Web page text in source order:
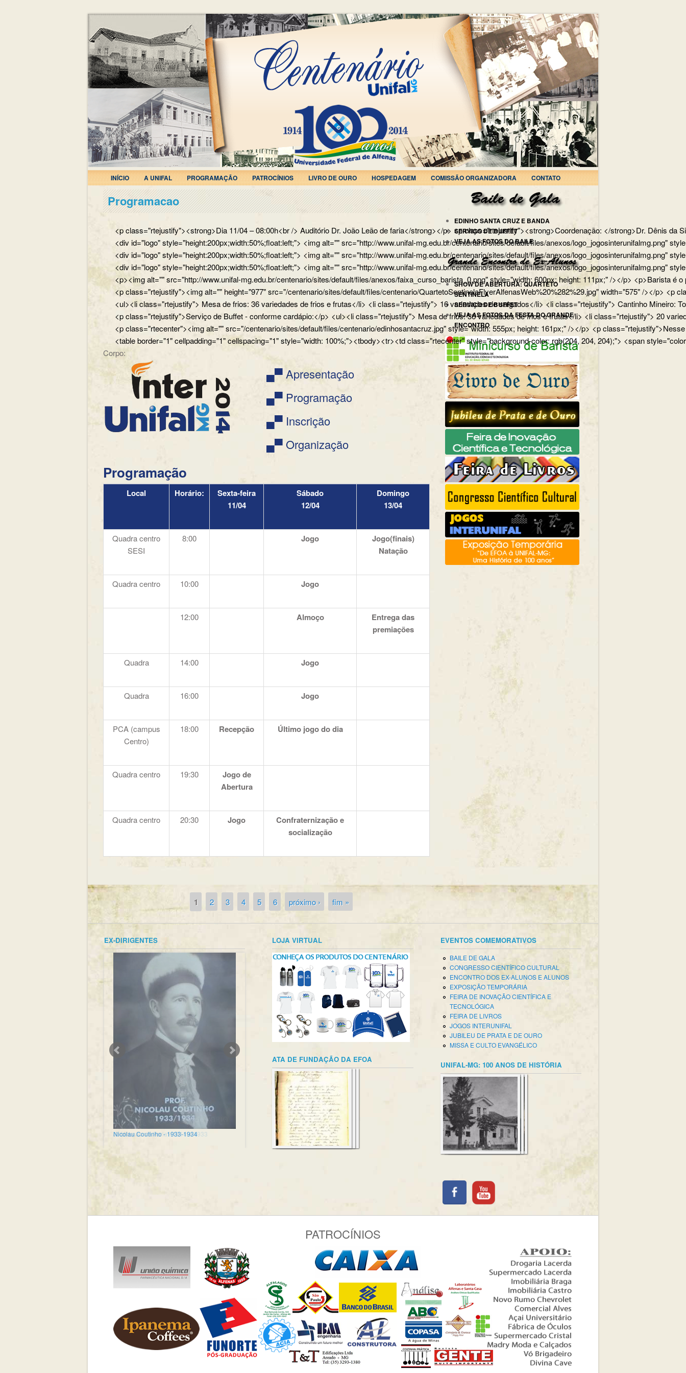
INÍCIO A UNIFAL PROGRAMAÇÃO PATROCÍNIOS LIVRO DE OURO HOSPEDAGEM COMISSÃO ORGANIZADORA CONTATO
Programacao
<p class="rtejustify"><strong>Dia 11/04 – 08:00h<br /> Auditório Dr. João Leão de faria</strong></p> <p class="rtejustify"><strong>Coordenação: </strong>Dr. Dênis
<div id="logo" style="height:200px;width:50%;float:left;"> <img alt="" src="http://www.unifal-mg.edu.br/centenario/sites/default/files/anexos/
<div id="logo" style="height:200px;width:50%;float:left;"> <img alt="" src="http://www.unifal-mg.edu.br/centenario/sites/default/files/anexos/
<div id="logo" style="height:200px;width:50%;float:left;"> <img alt="" src="http://www.unifal-mg.edu.br/centenario/sites/default/files/anexos/
<p><img alt="" src="http://www.unifal-mg.edu.br/centenario/sites/default/files/anexos/faixa_curso_barista_0.png" style="width: 600px; height: 111px;" /></p>
<p class="rtejustify"><img alt="" height="977" src="/centenario/sites/default/files/centenario/QuartetoSentinelaFlyerAlfenasWeb%20%282%29.jpg" width="575" /></p>
<ul><li class="rtejustify"> Mesa de frios: 36 variedades de frios e frutas</li> <li class="rtejustify"> 16 variedades de salgados</li> <li class="rtejustify"> Cantinho
<p class="rtejustify">Serviço de Buffet - conforme cardápio:</p> <ul><li class="rtejustify"> Mesa de frios: 36 variedades de frios e frutas</li> <li class="rtejustify"> 20
<p class="rtecenter"><img alt="" src="/centenario/sites/default/files/centenario/edinhosantacruz.jpg" style="width: 555px; height: 161px;" /></p> <p
<table border="1" cellpadding="1" cellspacing="1" style="width: 100%;"><tbody><tr><td class="rtecenter" style="background-color: rgb(204, 204, 204);"> <span
Corpo:
▄▀ Apresentação
▄▀ Programação
▄▀ Inscrição
▄▀ Organização
Programação
Local Horário:
Sexta-feira
11/04
Sábado
12/04
Domingo
13/04
Quadra centro
SESI
8:00 Jogo
Jogo(finais)
Natação
Quadra centro 10:00 Jogo
12:00 Almoço
Entrega das
premiações
Quadra 14:00 Jogo
Quadra 16:00 Jogo
PCA (campus
Centro)
18:00 Recepção Último jogo do dia
Quadra centro 19:30
Jogo de
Abertura
Quadra centro 20:30 Jogo
Confraternização e
socialização
Páginas
1 2 3 4 5 6 próximo › fim »
EDINHO SANTA CRUZ E BANDA
SERVIÇO DE BUFFET
VEJA AS FOTOS DO BAILE
SHOW DE ABERTURA: QUARTETO
SENTINELA
SERVIÇO DE BUFFET
VEJA AS FOTOS DA FESTA DO GRANDE
ENCONTRO
EX-DIRIGENTES
Nicolau Coutinho - 1933-1934
LOJA VIRTUAL
ATA DE FUNDAÇÃO DA EFOA
EVENTOS COMEMORATIVOS
BAILE DE GALA
CONGRESSO CIENTÍFICO CULTURAL
ENCONTRO DOS EX-ALUNOS E ALUNOS
EXPOSIÇÃO TEMPORÁRIA
FEIRA DE INOVAÇÃO CIENTÍFICA E
TECNOLÓGICA
FEIRA DE LIVROS
JOGOS INTERUNIFAL
JUBILEU DE PRATA E DE OURO
MISSA E CULTO EVANGÉLICO
UNIFAL-MG: 100 ANOS DE HISTÓRIA
PATROCÍNIOS